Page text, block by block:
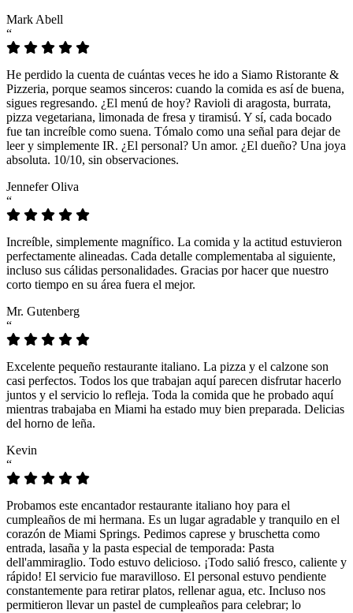
Mark Abell
“
He perdido la cuenta de cuántas veces he ido a Siamo Ristorante &
Pizzeria, porque seamos sinceros: cuando la comida es así de buena,
sigues regresando. ¿El menú de hoy? Ravioli di aragosta, burrata,
pizza vegetariana, limonada de fresa y tiramisú. Y sí, cada bocado
fue tan increíble como suena. Tómalo como una señal para dejar de
leer y simplemente IR. ¿El personal? Un amor. ¿El dueño? Una joya
absoluta. 10/10, sin observaciones.
Jennefer Oliva
“
Increíble, simplemente magnífico. La comida y la actitud estuvieron
perfectamente alineadas. Cada detalle complementaba al siguiente,
incluso sus cálidas personalidades. Gracias por hacer que nuestro
corto tiempo en su área fuera el mejor.
Mr. Gutenberg
“
Excelente pequeño restaurante italiano. La pizza y el calzone son
casi perfectos. Todos los que trabajan aquí parecen disfrutar hacerlo
juntos y el servicio lo refleja. Toda la comida que he probado aquí
mientras trabajaba en Miami ha estado muy bien preparada. Delicias
del horno de leña.
Kevin
“
Probamos este encantador restaurante italiano hoy para el
cumpleaños de mi hermana. Es un lugar agradable y tranquilo en el
corazón de Miami Springs. Pedimos caprese y bruschetta como
entrada, lasaña y la pasta especial de temporada: Pasta
dell'ammiraglio. Todo estuvo delicioso. ¡Todo salió fresco, caliente y
rápido! El servicio fue maravilloso. El personal estuvo pendiente
constantemente para retirar platos, rellenar agua, etc. Incluso nos
permitieron llevar un pastel de cumpleaños para celebrar; lo